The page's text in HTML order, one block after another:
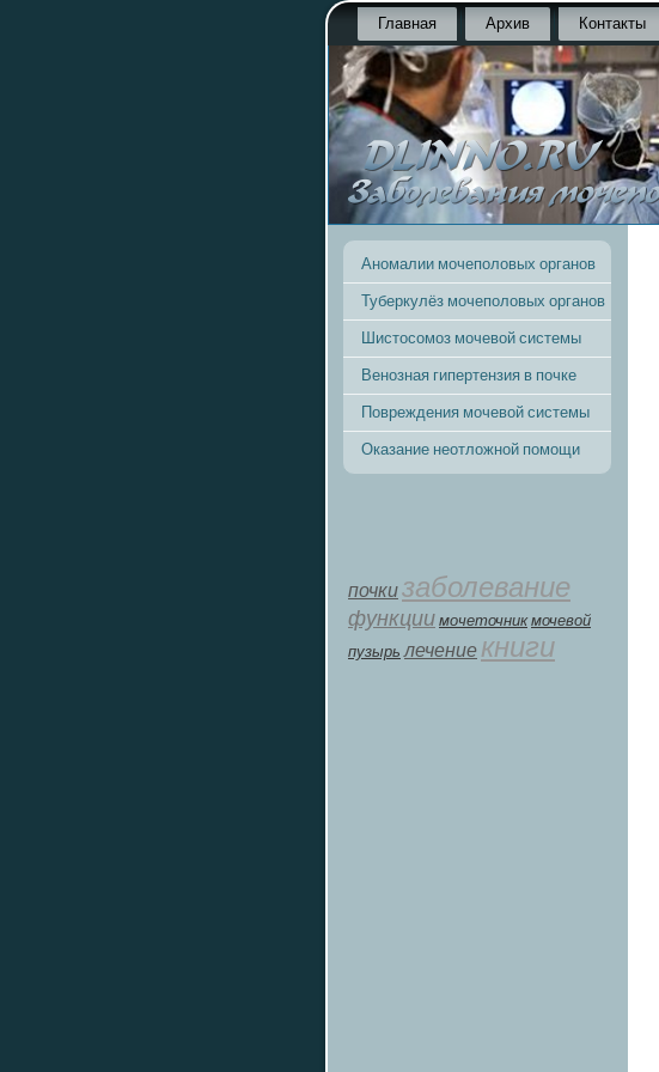
Главная Архив Контакты
Аномалии мочеполовых органов
Туберкулёз мочеполовых органов
Шистосомоз мочевой системы
Венозная гипертензия в почке
Повреждения мочевой системы
Оказание неотложной помощи
почкизаболевание
функции мοчеточник мочевой
пузырь лечение книги